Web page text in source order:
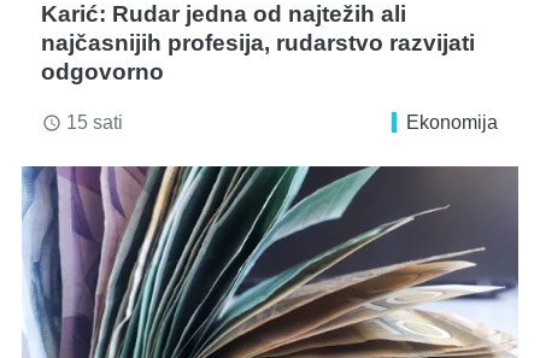
Karić: Rudar jedna od najtežih ali
najčasnijih profesija, rudarstvo razvijati
odgovorno
access_time 15 sati Ekonomija